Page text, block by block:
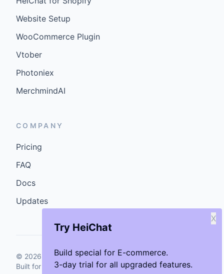
Try HeiChat
Build special for E-commerce.
3-day trial for all upgraded features.
X
Website Setup
WooCommerce Plugin
Vtober
Photoniex
MerchmindAI
COMPANY
Pricing
FAQ
Docs
Updates
© 2026 GenCybers Inc. All rights reserved.
Built for storefronts that want faster answers and cleaner